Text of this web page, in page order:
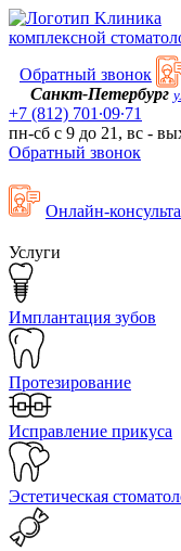
Kлиника
комплексной
Обратный звонок
Санкт-Петербург
+7 (812) 701∙09∙71
пн-сб с 9 до 21, вс -
Обратный звонок
Онлайн-
Услуги
Имплантация зубов
Протезирование
Исправление прикуса
Эстетическая